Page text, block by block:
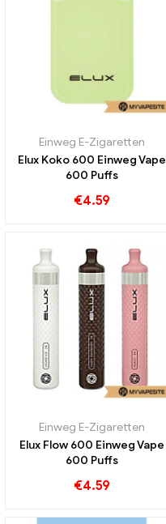
Einweg E-Zigaretten
Elux Koko 600 Einweg Vape
600 Puffs
€4.59
Einweg E-Zigaretten
Elux Flow 600 Einweg Vape
600 Puffs
€4.59